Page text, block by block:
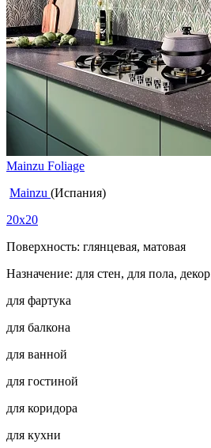
Mainzu Foliage
Mainzu (Испания)
20x20
Поверхность: глянцевая, матовая
Назначение: для стен, для пола, декор
для фартука
для балкона
для ванной
для гостиной
для коридора
для кухни